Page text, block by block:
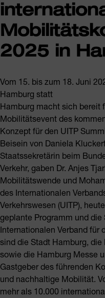
2025 in
Vom 15. bis zum 18. Juni
Hamburg statt
Hamburg macht sich bereit
Mobilitätsevent des
Konzept für den UITP
Beisein von Daniela
Staatssekretärin beim
Verkehr, gaben Dr. Anjes
Mobilitätswende und
des Internationalen
Verkehrswesen (UITP),
geplante Programm und
Internationalen Verband für
sind die Stadt Hamburg,
sowie die Hamburg Messe
Gastgeber des führenden
und nachhaltige Mobilität.
mehr als 10.000